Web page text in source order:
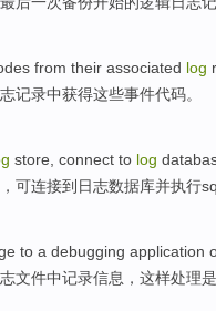
from their associated log
记录中获得这些事件代码。
store connect to log
， 可连接到 日志数据库并执行
to a debugging application
文件中记录信息 ， 这样处理是